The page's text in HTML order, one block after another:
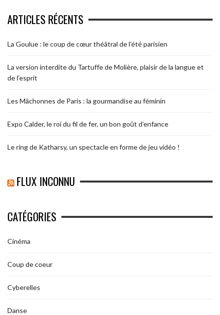
ARTICLES RÉCENTS
La Goulue : le coup de cœur théâtral de l’été parisien
La version interdite du Tartuffe de Molière, plaisir de la langue et
de l’esprit
Les Mâchonnes de Paris : la gourmandise au féminin
Expo Calder, le roi du fil de fer, un bon goût d’enfance
Le ring de Katharsy, un spectacle en forme de jeu vidéo !
FLUX INCONNU
CATÉGORIES
Cinéma
Coup de coeur
Cyberelles
Danse